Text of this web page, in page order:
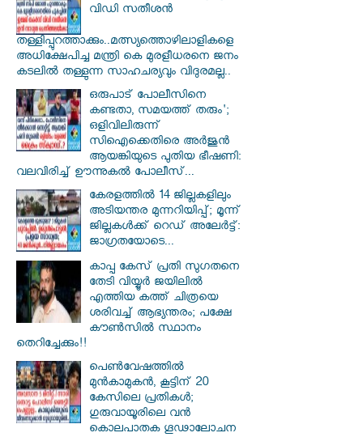
വിഡി സതീശന്‍
തള്ളിപ്പുറത്താക്കും..മത്സ്യത്തൊഴിലാളികളെ
അധിക്ഷേപിച്ച മന്ത്രി കെ മുരളീധരനെ ജനം
കടലില്‍ തള്ളുന്ന സാഹചര്യവും വിദുരമല്ല..
ഒരുപാട് പോലീസിനെ
കണ്ടതാ, സമയത്ത് തരും';
ഒളിവിലിരുന്ന്
സിഐക്കെതിരെ അർജുൻ
ആയങ്കിയുടെ പുതിയ ഭീഷണി:
വലവിരിച്ച് ഊന്നുകൽ പോലീസ്...
കേരളത്തിൽ 14 ജില്ലകളിലും
അടിയന്തര മുന്നറിയിപ്പ്; മൂന്ന്
ജില്ലകൾക്ക് റെഡ് അലേർട്ട്:
ജാഗ്രതയോടെ...
കാപ്പ കേസ് പ്രതി സു​ഗതനെ
തേടി വിയ്യൂർ ജയിലിൽ
എത്തിയ കത്ത് ചിത്രയെ
ശരിവച്ച് ആഭ്യന്തരം; പക്ഷേ
കൗൺസിൽ സ്ഥാനം
തെറിച്ചേക്കും!!
പെൺവേഷത്തിൽ
മുൻകാമുകൻ, കൂട്ടിന് 20
കേസിലെ പ്രതികൾ;
ഗുരുവായൂരിലെ വൻ
കൊലപാതക ഗൂഢാലോചന